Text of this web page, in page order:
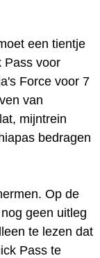
een tientje
Pass voor
Force voor 7
van
mijntrein
bedragen
Op de
geen uitleg
te lezen dat
Pass te